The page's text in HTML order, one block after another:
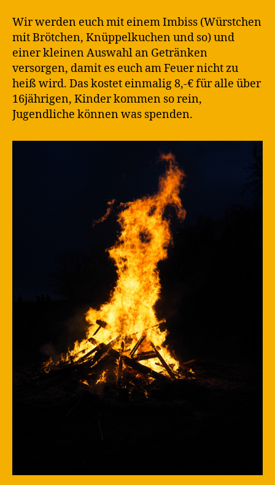
Wir werden euch mit einem Imbiss (Würstchen
mit Brötchen, Knüppelkuchen und so) und
einer kleinen Auswahl an Getränken
versorgen, damit es euch am Feuer nicht zu
heiß wird. Das kostet einmalig 8,-€ für alle über
16jährigen, Kinder kommen so rein,
Jugendliche können was spenden.